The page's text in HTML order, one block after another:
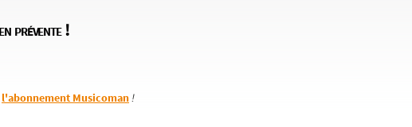
prévente !
l'abonnement Musicoman !